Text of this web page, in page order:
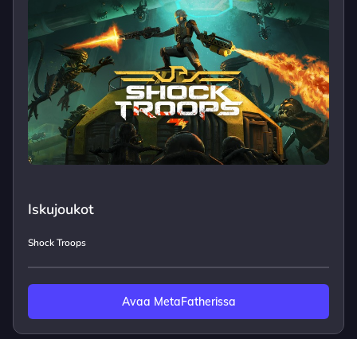
Iskujoukot
Shock Troops
Avaa MetaFatherissa